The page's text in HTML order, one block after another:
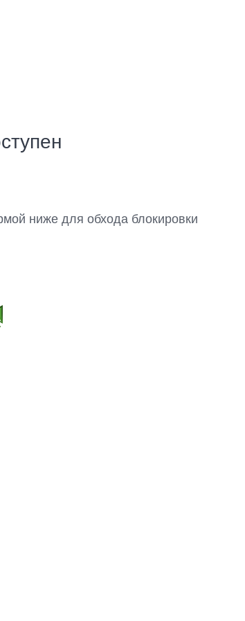
ниже для обхода блокировки